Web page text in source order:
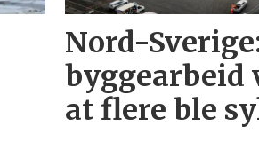
Nord-
byggearbeid
at flere ble